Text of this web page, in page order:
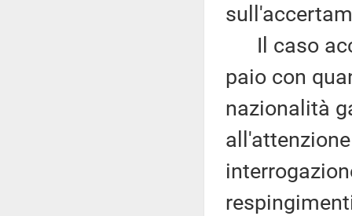
Il caso
paio con
nazionalità